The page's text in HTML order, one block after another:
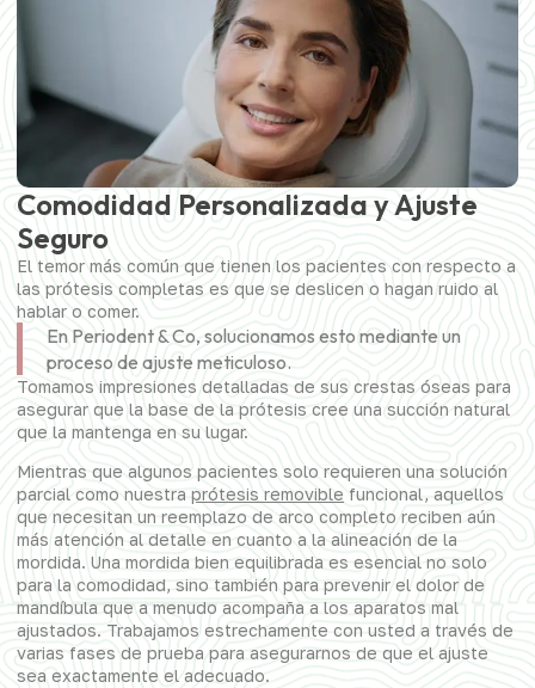
Comodidad Personalizada y Ajuste
Seguro
El temor más común que tienen los pacientes con respecto a
las prótesis completas es que se deslicen o hagan ruido al
hablar o comer.
En Periodent & Co, solucionamos esto mediante un
proceso de ajuste meticuloso.
Tomamos impresiones detalladas de sus crestas óseas para
asegurar que la base de la prótesis cree una succión natural
que la mantenga en su lugar.
Mientras que algunos pacientes solo requieren una solución
parcial como nuestra prótesis removiblefuncional, aquellos
que necesitan un reemplazo de arco completo reciben aún
más atención al detalle en cuanto a la alineación de la
mordida. Una mordida bien equilibrada es esencial no solo
para la comodidad, sino también para prevenir el dolor de
mandíbula que a menudo acompaña a los aparatos mal
ajustados. Trabajamos estrechamente con usted a través de
varias fases de prueba para asegurarnos de que el ajuste
sea exactamente el adecuado.